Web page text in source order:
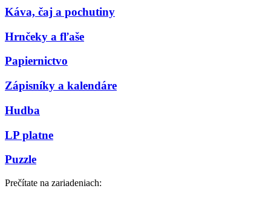
Káva, čaj a pochutiny
Hrnčeky a fľaše
Papiernictvo
Zápisníky a kalendáre
Hudba
LP platne
Puzzle
Prečítate na zariadeniach: